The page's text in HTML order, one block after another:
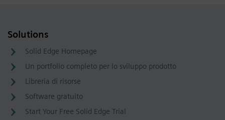
Solutions
Solid Edge Homepage
Un portfolio completo per lo sviluppo prodotto
Libreria di risorse
Software gratuito
Start Your Free Solid Edge Trial